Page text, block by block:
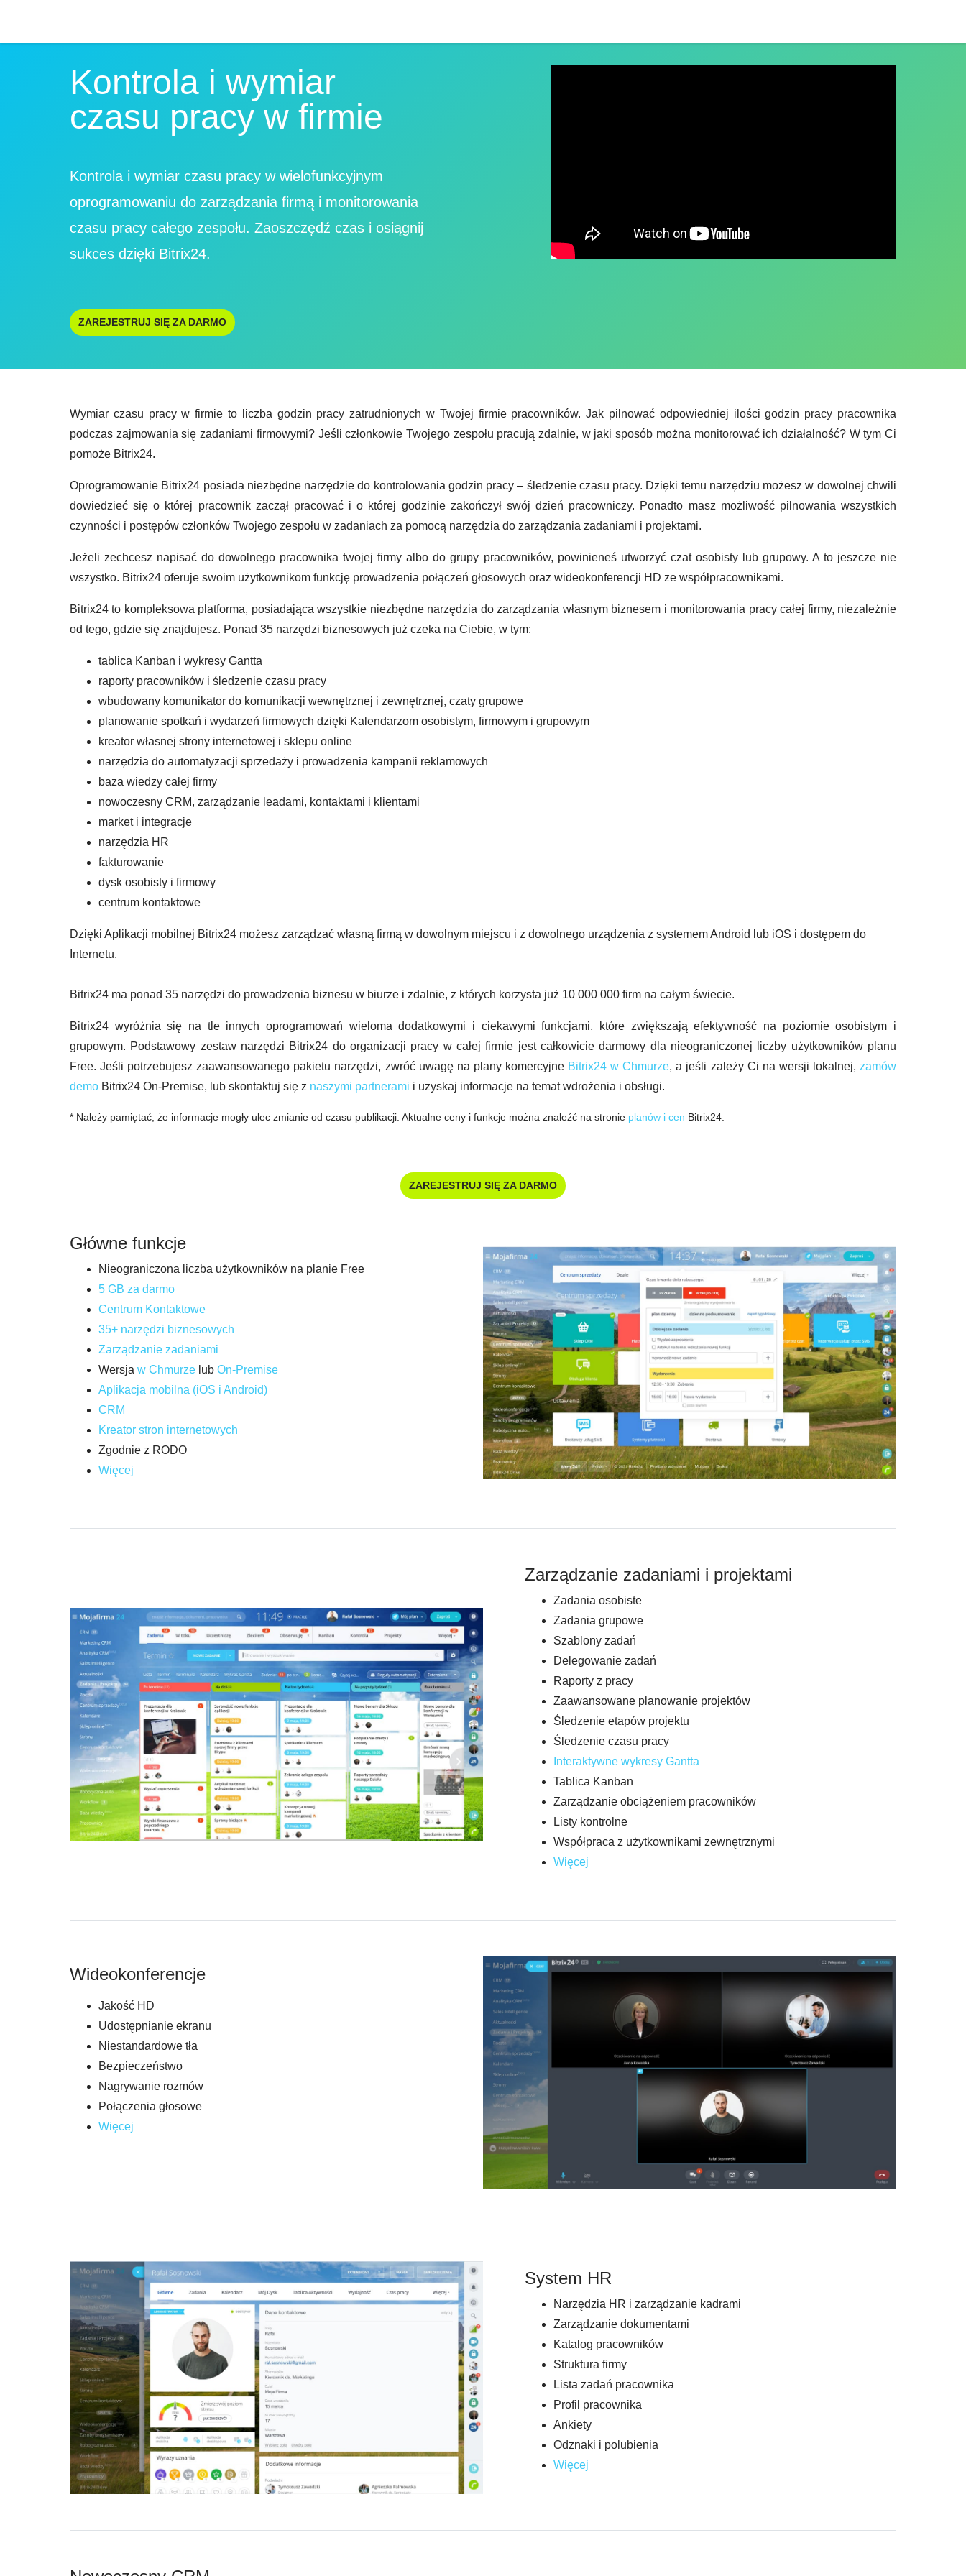
Kontrola i wymiar
czasu pracy w firmie
Kontrola i wymiar czasu pracy w wielofunkcyjnym
oprogramowaniu do zarządzania firmą i monitorowania
czasu pracy całego zespołu. Zaoszczędź czas i osiągnij
sukces dzięki Bitrix24.
ZAREJESTRUJ SIĘ ZA DARMO
Wymiar czasu pracy w firmie to liczba godzin pracy zatrudnionych w Twojej firmie pracowników. Jak pilnować odpowiedniej ilości godzin pracy pracownika
podczas zajmowania się zadaniami firmowymi? Jeśli członkowie Twojego zespołu pracują zdalnie, w jaki sposób można monitorować ich działalność? W tym Ci
pomoże Bitrix24.
Oprogramowanie Bitrix24 posiada niezbędne narzędzie do kontrolowania godzin pracy – śledzenie czasu pracy. Dzięki temu narzędziu możesz w dowolnej chwili
dowiedzieć się o której pracownik zaczął pracować i o której godzinie zakończył swój dzień pracowniczy. Ponadto masz możliwość pilnowania wszystkich
czynności i postępów członków Twojego zespołu w zadaniach za pomocą narzędzia do zarządzania zadaniami i projektami.
Jeżeli zechcesz napisać do dowolnego pracownika twojej firmy albo do grupy pracowników, powinieneś utworzyć czat osobisty lub grupowy. A to jeszcze nie
wszystko. Bitrix24 oferuje swoim użytkownikom funkcję prowadzenia połączeń głosowych oraz wideokonferencji HD ze współpracownikami.
Bitrix24 to kompleksowa platforma, posiadająca wszystkie niezbędne narzędzia do zarządzania własnym biznesem i monitorowania pracy całej firmy, niezależnie
od tego, gdzie się znajdujesz. Ponad 35 narzędzi biznesowych już czeka na Ciebie, w tym:
tablica Kanban i wykresy Gantta
raporty pracowników i śledzenie czasu pracy
wbudowany komunikator do komunikacji wewnętrznej i zewnętrznej, czaty grupowe
planowanie spotkań i wydarzeń firmowych dzięki Kalendarzom osobistym, firmowym i grupowym
kreator własnej strony internetowej i sklepu online
narzędzia do automatyzacji sprzedaży i prowadzenia kampanii reklamowych
baza wiedzy całej firmy
nowoczesny CRM, zarządzanie leadami, kontaktami i klientami
market i integracje
narzędzia HR
fakturowanie
dysk osobisty i firmowy
centrum kontaktowe
Dzięki Aplikacji mobilnej Bitrix24 możesz zarządzać własną firmą w dowolnym miejscu i z dowolnego urządzenia z systemem Android lub iOS i dostępem do
Internetu.
Bitrix24 ma ponad 35 narzędzi do prowadzenia biznesu w biurze i zdalnie, z których korzysta już 10 000 000 firm na całym świecie.
Bitrix24 wyróżnia się na tle innych oprogramowań wieloma dodatkowymi i ciekawymi funkcjami, które zwiększają efektywność na poziomie osobistym i
grupowym. Podstawowy zestaw narzędzi Bitrix24 do organizacji pracy w całej firmie jest całkowicie darmowy dla nieograniczonej liczby użytkowników planu
Free. Jeśli potrzebujesz zaawansowanego pakietu narzędzi, zwróć uwagę na plany komercyjne Bitrix24 w Chmurze, a jeśli zależy Ci na wersji lokalnej, zamów
demo Bitrix24 On-Premise, lub skontaktuj się z naszymi partnerami i uzyskaj informacje na temat wdrożenia i obsługi.
* Należy pamiętać, że informacje mogły ulec zmianie od czasu publikacji. Aktualne ceny i funkcje można znaleźć na stronie planów i cen Bitrix24.
ZAREJESTRUJ SIĘ ZA DARMO
Główne funkcje
Nieograniczona liczba użytkowników na planie Free
5 GB za darmo
Centrum Kontaktowe
35+ narzędzi biznesowych
Zarządzanie zadaniami
Wersja w Chmurze lub On-Premise
Aplikacja mobilna (iOS i Android)
CRM
Kreator stron internetowych
Zgodnie z RODO
Więcej
Zarządzanie zadaniami i projektami
Zadania osobiste
Zadania grupowe
Szablony zadań
Delegowanie zadań
Raporty z pracy
Zaawansowane planowanie projektów
Śledzenie etapów projektu
Śledzenie czasu pracy
Interaktywne wykresy Gantta
Tablica Kanban
Zarządzanie obciążeniem pracowników
Listy kontrolne
Współpraca z użytkownikami zewnętrznymi
Więcej
Wideokonferencje
Jakość HD
Udostępnianie ekranu
Niestandardowe tła
Bezpieczeństwo
Nagrywanie rozmów
Połączenia głosowe
Więcej
System HR
Narzędzia HR i zarządzanie kadrami
Zarządzanie dokumentami
Katalog pracowników
Struktura firmy
Lista zadań pracownika
Profil pracownika
Ankiety
Odznaki i polubienia
Więcej